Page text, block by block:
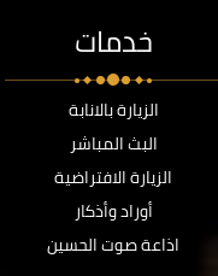
خدمات
الزيارة بالانابة
البث المباشر
الزيارة الافتراضية
أوراد وأذكار
اذاعة صوت الحسين